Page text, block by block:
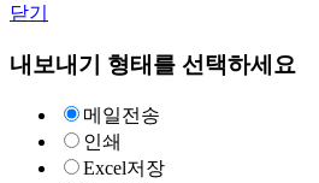
닫기
내보내기 형태를 선택하세요
메일전송
인쇄
Excel저장